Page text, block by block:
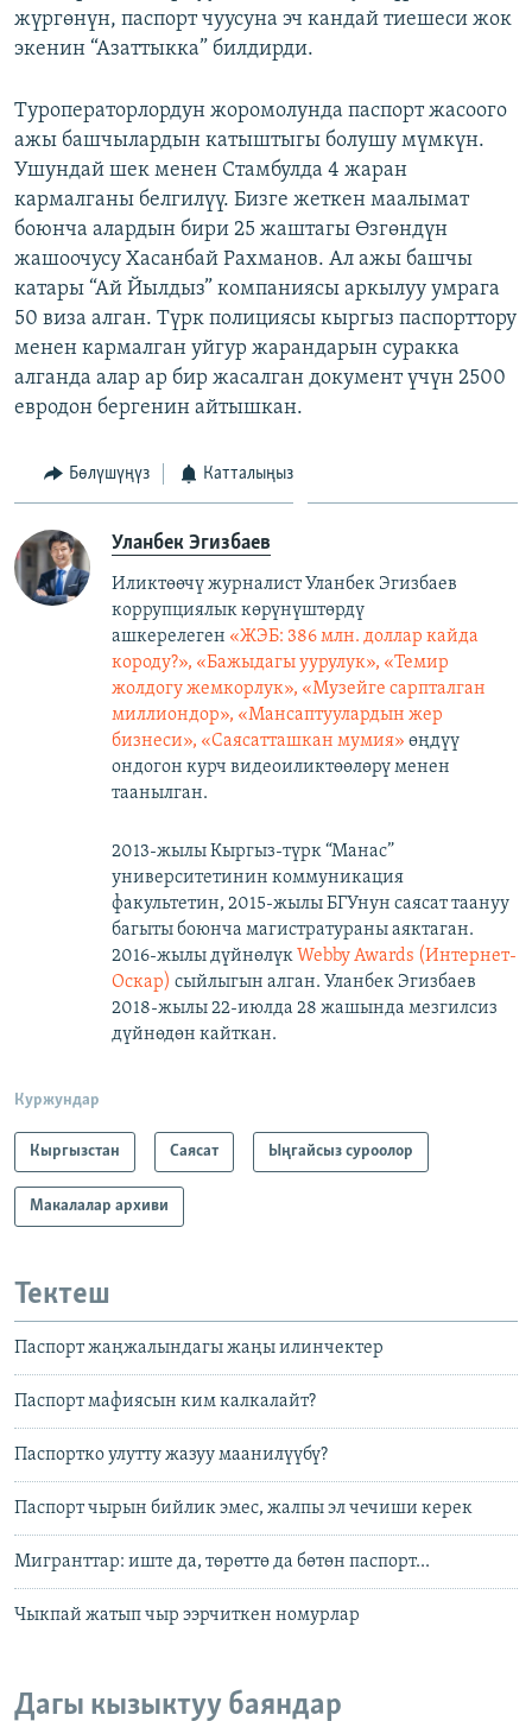
жүргөнүн, паспорт чуусуна эч кандай тиешеси жок
экенин “Азаттыкка” билдирди.
Туроператорлордун жоромолунда паспорт жасоого
ажы башчылардын катыштыгы болушу мүмкүн.
Ушундай шек менен Стамбулда 4 жаран
кармалганы белгилүү. Бизге жеткен маалымат
боюнча алардын бири 25 жаштагы Өзгөндүн
жашоочусу Хасанбай Рахманов. Ал ажы башчы
катары “Ай Йылдыз” компаниясы аркылуу умрага
50 виза алган. Түрк полициясы кыргыз паспорттору
менен кармалган уйгур жарандарын суракка
алганда алар ар бир жасалган документ үчүн 2500
евродон бергенин айтышкан.
Бөлүшүңүз Катталыңыз
Уланбек Эгизбаев
Иликтөөчү журналист Уланбек Эгизбаев
коррупциялык көрүнүштөрдү
ашкерелеген «ЖЭБ: 386 млн. доллар кайда
короду?», «Бажыдагы уурулук», «Темир
жолдогу жемкорлук», «Музейге сарпталган
миллиондор», «Мансаптуулардын жер
бизнеси», «Саясатташкан мумия» өңдүү
ондогон курч видеоиликтөөлөрү менен
таанылган.
2013-жылы Кыргыз-түрк “Манас”
университетинин коммуникация
факультетин, 2015-жылы БГУнун саясат таануу
багыты боюнча магистратураны аяктаган.
2016-жылы дүйнөлүк Webby Awards (Интернет-
Оскар) сыйлыгын алган. Уланбек Эгизбаев
2018-жылы 22-июлда 28 жашында мезгилсиз
дүйнөдөн кайткан.
Куржундар
Кыргызстан Саясат Ыңгайсыз суроолор
Макалалар архиви
Тектеш
Паспорт жаңжалындагы жаңы илинчектер
Паспорт мафиясын ким калкалайт?
Паспортко улутту жазуу маанилүүбү?
Паспорт чырын бийлик эмес, жалпы эл чечиши керек
Мигранттар: иште да, төрөттө да бөтөн паспорт...
Чыкпай жатып чыр ээрчиткен номурлар
Дагы кызыктуу баяндар